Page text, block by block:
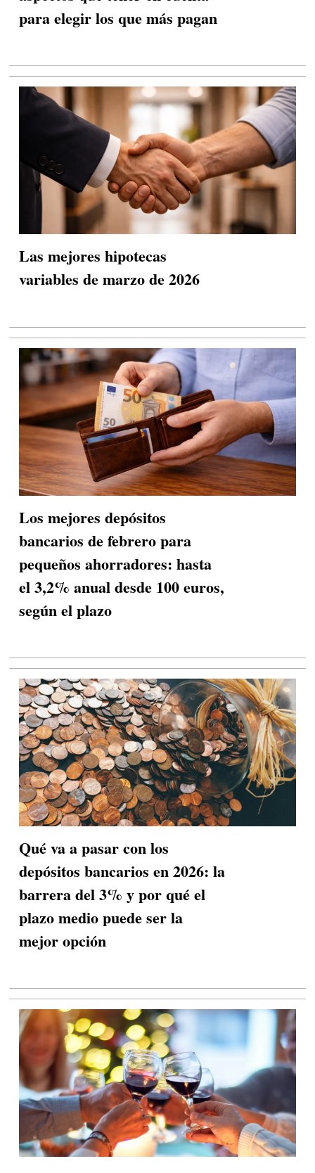
para elegir los que más pagan
Las mejores hipotecas
variables de marzo de 2026
Los mejores depósitos
bancarios de febrero para
pequeños ahorradores: hasta
el 3,2% anual desde 100 euros,
según el plazo
Qué va a pasar con los
depósitos bancarios en 2026: la
barrera del 3% y por qué el
plazo medio puede ser la
mejor opción